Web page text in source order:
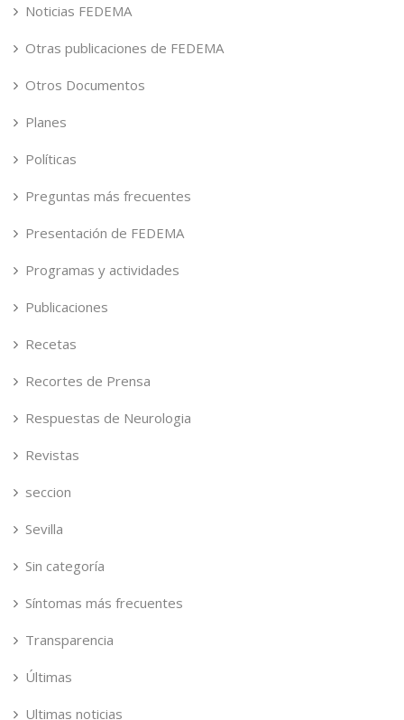
Noticias FEDEMA
Otras publicaciones de FEDEMA
Otros Documentos
Planes
Políticas
Preguntas más frecuentes
Presentación de FEDEMA
Programas y actividades
Publicaciones
Recetas
Recortes de Prensa
Respuestas de Neurologia
Revistas
seccion
Sevilla
Sin categoría
Síntomas más frecuentes
Transparencia
Últimas
Ultimas noticias